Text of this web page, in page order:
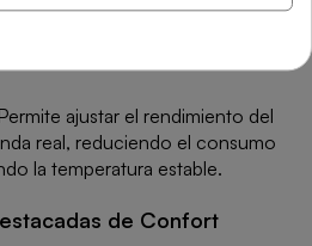
ajustar el rendimiento del
real, reduciendo el consumo
la temperatura estable.
de Confort